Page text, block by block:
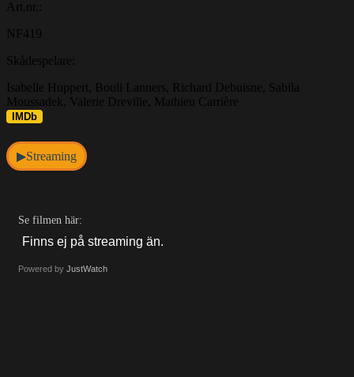
Art.nr.:
NF419
Skådespelare:
Isabelle Huppert, Bouli Lanners, Richard Debuisne, Sabila
Moussadek, Valerie Dreville, Mathieu Carrière
IMDb
▶Streaming
Se filmen här:
Powered by JustWatch